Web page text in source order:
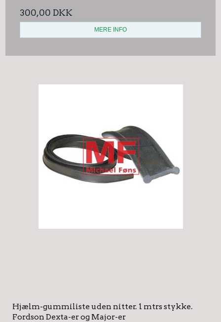
300,00 DKK
MERE INFO
Hjælm-gummiliste uden nitter. 1 mtrs stykke.
Fordson Dexta-er og Major-er